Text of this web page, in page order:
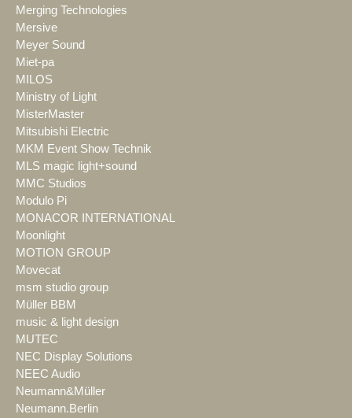
Merging Technologies
Mersive
Meyer Sound
Miet-pa
MILOS
Ministry of Light
MisterMaster
Mitsubishi Electric
MKM Event Show Technik
MLS magic light+sound
MMC Studios
Modulo Pi
MONACOR INTERNATIONAL
Moonlight
MOTION GROUP
Movecat
msm studio group
Müller BBM
music & light design
MUTEC
NEC Display Solutions
NEEC Audio
Neumann&Müller
Neumann.Berlin